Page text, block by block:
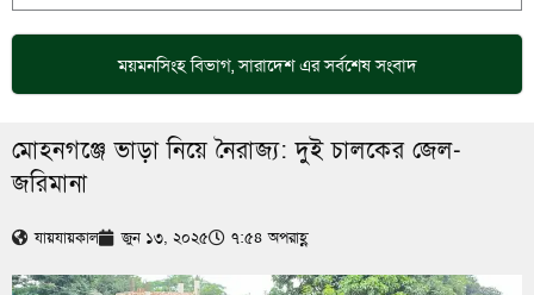
ময়মনসিংহ বিভাগ,সারাদেশএর সর্বশেষ সংবাদ
মোহনগঞ্জে ভাড়া নিয়ে নৈরাজ্য: দুই চালকের জেল-
জরিমানা
যায়যায়কাল জুন ১৩, ২০২৫ ৭:৫৪ অপরাহ্ণ